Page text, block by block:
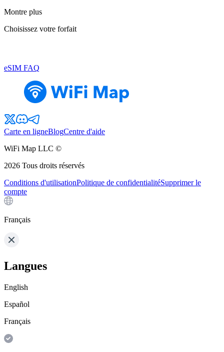
Montre plus
Choisissez votre forfait
eSIM FAQ
Carte en ligneBlogCentre d'aide
WiFi Map LLC ©
2026 Tous droits réservés
Conditions d'utilisationPolitique de confidentialitéSupprimer le
compte
Français
Langues
English
Español
Français